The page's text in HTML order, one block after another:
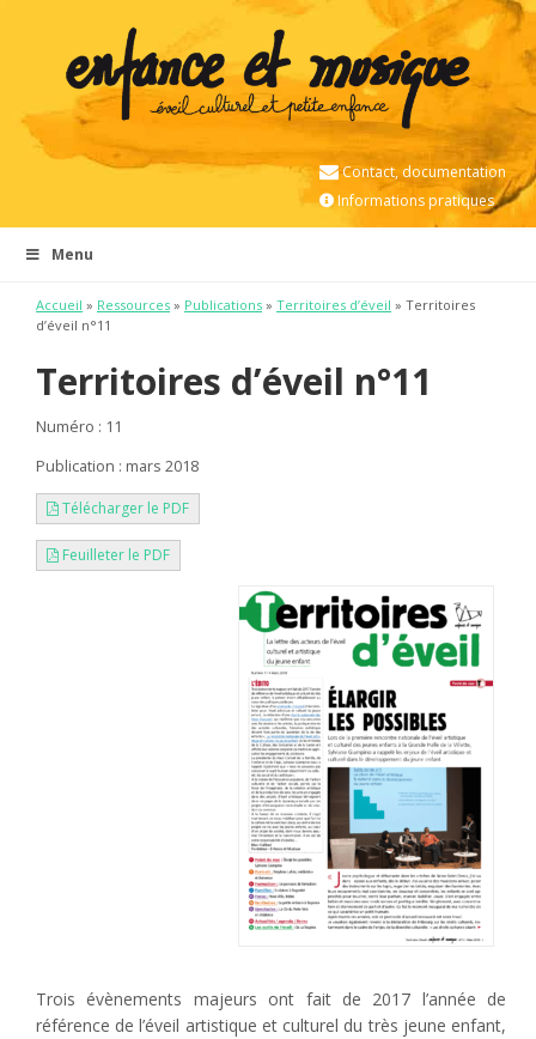
Contact, documentation
Informations pratiques
Menu
Accueil » Ressources » Publications » Territoires d’éveil » Territoires
d’éveil n°11
Territoires d’éveil n°11
Numéro : 11
Publication : mars 2018
Télécharger le PDF
Feuilleter le PDF
Trois évènements majeurs ont fait de 2017 l’année de
référence de l’éveil artistique et culturel du très jeune enfant,